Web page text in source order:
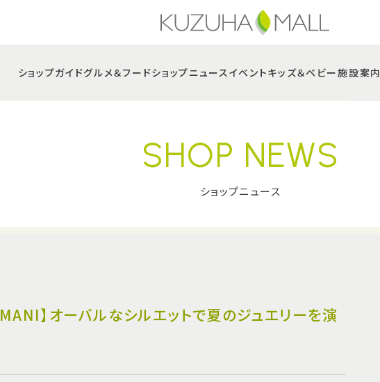
ショップガイドグルメ＆フードショップニュース イベントキッズ＆ベビー施設案内
SHOP NEWS
ショップニュース
】オーバルなシルエットで夏のジュエリーを演